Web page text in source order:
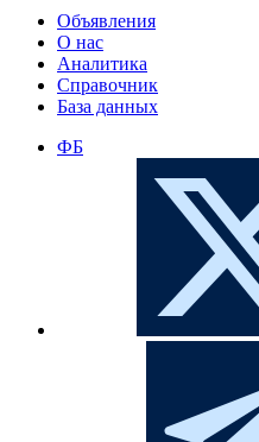
Объявления
О нас
Аналитика
Справочник
База данных
ФБ